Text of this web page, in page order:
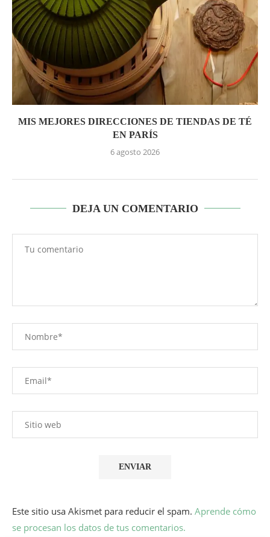
MIS MEJORES DIRECCIONES DE TIENDAS DE TÉ
EN PARÍS
6 agosto 2026
DEJA UN COMENTARIO
Este sitio usa Akismet para reducir el spam. Aprende cómo
se procesan los datos de tus comentarios.